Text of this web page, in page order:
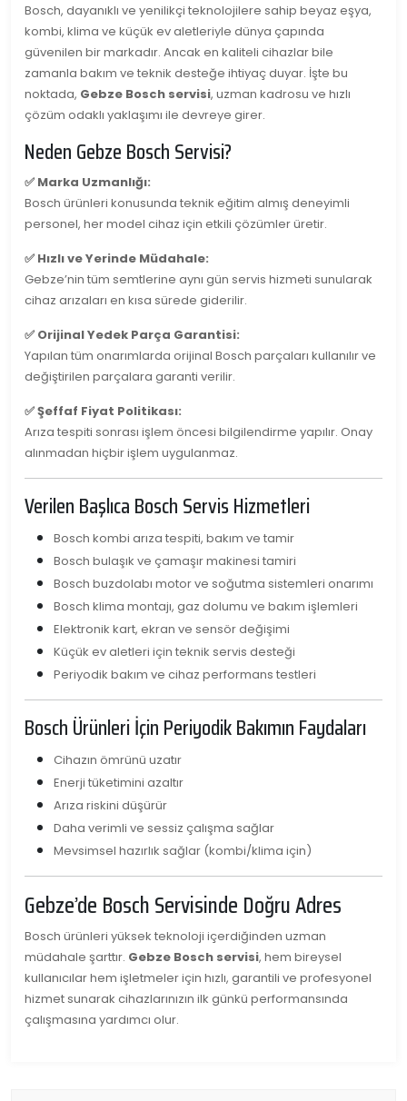
Bosch, dayanıklı ve yenilikçi teknolojilere sahip beyaz eşya,
kombi, klima ve küçük ev aletleriyle dünya çapında
güvenilen bir markadır. Ancak en kaliteli cihazlar bile
zamanla bakım ve teknik desteğe ihtiyaç duyar. İşte bu
noktada, Gebze Bosch servisi, uzman kadrosu ve hızlı
çözüm odaklı yaklaşımı ile devreye girer.
Neden Gebze Bosch Servisi?
✅ Marka Uzmanlığı:
Bosch ürünleri konusunda teknik eğitim almış deneyimli
personel, her model cihaz için etkili çözümler üretir.
✅ Hızlı ve Yerinde Müdahale:
Gebze’nin tüm semtlerine aynı gün servis hizmeti sunularak
cihaz arızaları en kısa sürede giderilir.
✅ Orijinal Yedek Parça Garantisi:
Yapılan tüm onarımlarda orijinal Bosch parçaları kullanılır ve
değiştirilen parçalara garanti verilir.
✅ Şeffaf Fiyat Politikası:
Arıza tespiti sonrası işlem öncesi bilgilendirme yapılır. Onay
alınmadan hiçbir işlem uygulanmaz.
Verilen Başlıca Bosch Servis Hizmetleri
Bosch kombi arıza tespiti, bakım ve tamir
Bosch bulaşık ve çamaşır makinesi tamiri
Bosch buzdolabı motor ve soğutma sistemleri onarımı
Bosch klima montajı, gaz dolumu ve bakım işlemleri
Elektronik kart, ekran ve sensör değişimi
Küçük ev aletleri için teknik servis desteği
Periyodik bakım ve cihaz performans testleri
Bosch Ürünleri İçin Periyodik Bakımın Faydaları
Cihazın ömrünü uzatır
Enerji tüketimini azaltır
Arıza riskini düşürür
Daha verimli ve sessiz çalışma sağlar
Mevsimsel hazırlık sağlar (kombi/klima için)
Gebze’de Bosch Servisinde Doğru Adres
Bosch ürünleri yüksek teknoloji içerdiğinden uzman
müdahale şarttır. Gebze Bosch servisi, hem bireysel
kullanıcılar hem işletmeler için hızlı, garantili ve profesyonel
hizmet sunarak cihazlarınızın ilk günkü performansında
çalışmasına yardımcı olur.